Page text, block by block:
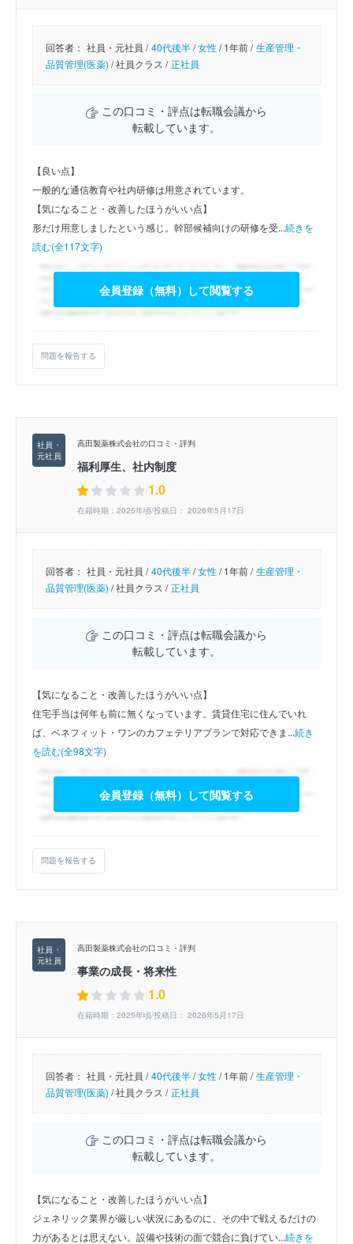
回答者： 社員・元社員 / 40代後半/女性/1年前 / 生産管理・
品質管理(医薬) /社員クラス / 正社員
この口コミ・評点は転職会議から
転載しています。
【良い点】
一般的な通信教育や社内研修は用意されています。
【気になること・改善したほうがいい点】
形だけ用意しましたという感じ。幹部候補向けの研修を受...続きを
読む(全117文字)
会員登録（無料）して閲覧する
問題を報告する
高田製薬株式会社の口コミ・評判
福利厚生、社内制度
1.0
在籍時期：2025年頃/投稿日： 2026年5月17日
回答者： 社員・元社員 / 40代後半/女性/1年前 / 生産管理・
品質管理(医薬) /社員クラス / 正社員
この口コミ・評点は転職会議から
転載しています。
【気になること・改善したほうがいい点】
住宅手当は何年も前に無くなっています。賃貸住宅に住んでいれ
ば、ベネフィット・ワンのカフェテリアプランで対応できま...続き
を読む(全98文字)
会員登録（無料）して閲覧する
問題を報告する
高田製薬株式会社の口コミ・評判
事業の成長・将来性
1.0
在籍時期：2025年頃/投稿日： 2026年5月17日
回答者： 社員・元社員 / 40代後半/女性/1年前 / 生産管理・
品質管理(医薬) /社員クラス / 正社員
この口コミ・評点は転職会議から
転載しています。
【気になること・改善したほうがいい点】
ジェネリック業界が厳しい状況にあるのに、その中で戦えるだけの
力があるとは思えない。設備や技術の面で競合に負けてい...続きを